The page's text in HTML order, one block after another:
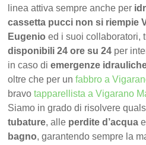
linea attiva sempre anche per
cassetta pucci non si riempie
Eugenio ed i suoi collaboratori,
disponibili 24 ore su 24 per
in caso diemergenze
oltre che per unfabbro a
bravotapparellista a Vigarano
Siamo in grado di risolvere
tubature, alle perdite d’acqua
bagno, garantendo sempre la